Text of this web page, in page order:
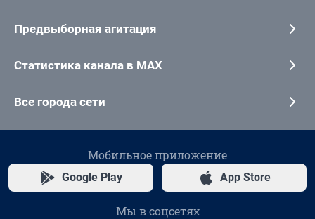
Предвыборная агитация
Статистика канала в MAX
Все города сети
Мобильное приложение
Google Play App Store
Мы в соцсетях